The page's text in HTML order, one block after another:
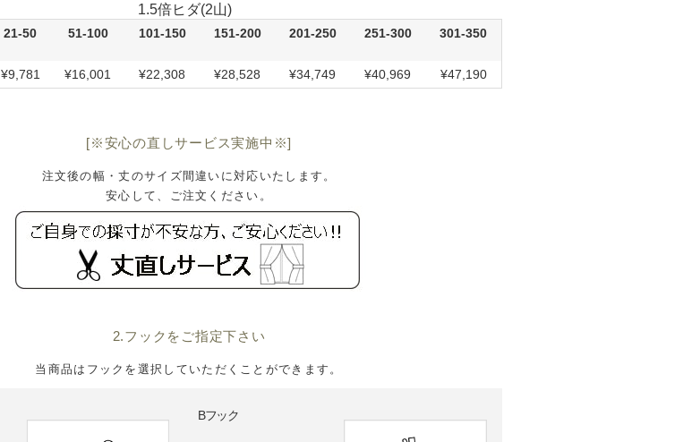
1.5倍ヒダ(2山)
21-50 51-100 101-150 151-200 201-250 251-300 301-350
¥9,781 ¥16,001 ¥22,308 ¥28,528 ¥34,749 ¥40,969 ¥47,190
[※安心の直しサービス実施中※]
注文後の幅・丈のサイズ間違いに対応いたします。
安心して、ご注文ください。
2.フックをご指定下さい
当商品はフックを選択していただくことができます。
Bフック